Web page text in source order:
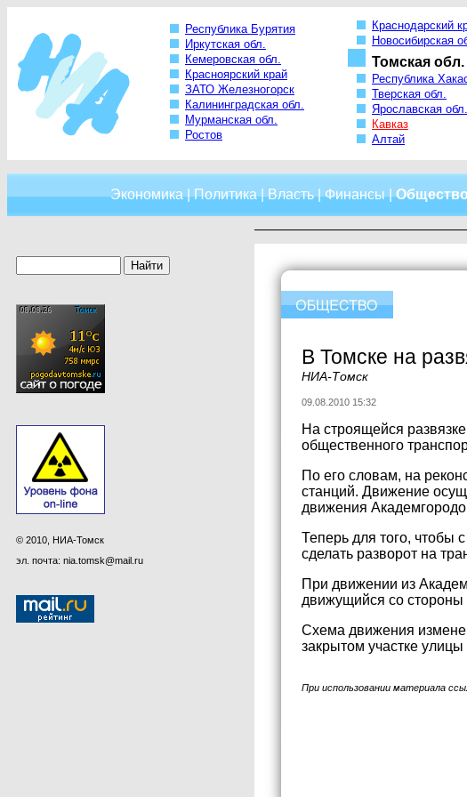
Республика Бурятия
Иркутская обл.
Кемеровская обл.
Красноярский край
ЗАТО Железногорск
Калининградская обл.
Мурманская обл.
Ростов
Краснодарский
Новосибирская
Томская обл.
Республика
Тверская обл.
Ярославская обл.
Кавказ
Алтай
Экономика|Политика|Власть|Финансы|
© 2010, НИА-Томск
эл. почта: nia.tomsk@mail.ru
В Томске на
НИА-Томск
09.08.2010 15:32
На строящейся
общественного
По его словам, на
станций. Движение
движения
Теперь для того, чтобы
сделать разворот на
При движении из
движущийся со
Схема движения
закрытом участке
При использовании материала